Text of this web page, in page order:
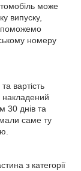
може
випуску,
номеру
вартість
накладений
30 днів та
саме ту
з категорії